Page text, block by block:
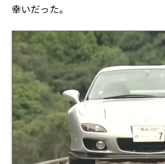
幸いだった。